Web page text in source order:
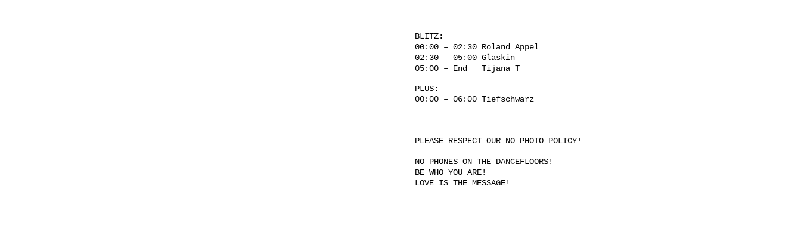
BLITZ:
00:00 – 02:30 Roland Appel
02:30 – 05:00 Glaskin
05:00 – End Tijana T
PLUS:
00:00 – 06:00 Tiefschwarz
PLEASE RESPECT OUR NO PHOTO POLICY!
NO PHONES ON THE DANCEFLOORS!
BE WHO YOU ARE!
LOVE IS THE MESSAGE!